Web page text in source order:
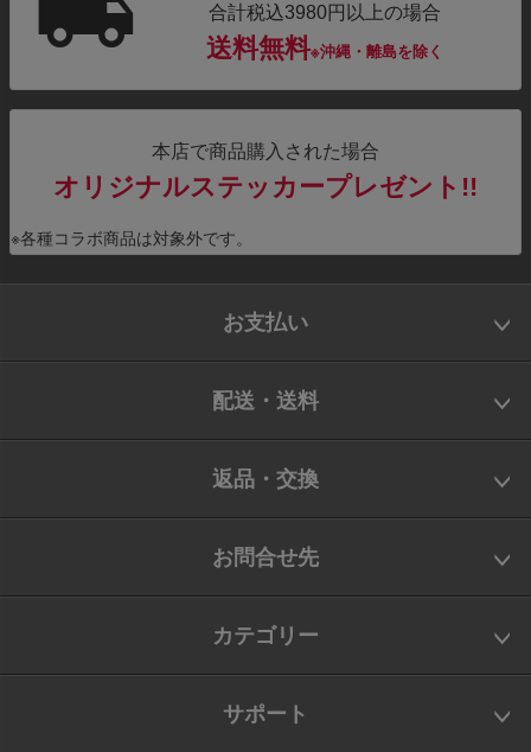
合計税込3980円以上の場合
送料無料※沖縄・離島を除く
本店で商品購入された場合
オリジナルステッカープレゼント!!
※各種コラボ商品は対象外です。
お支払い
配送・送料
返品・交換
お問合せ先
カテゴリー
サポート